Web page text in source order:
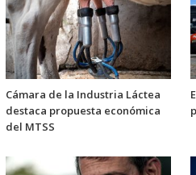
Cámara de la Industria Láctea
destaca propuesta económica
del MTSS